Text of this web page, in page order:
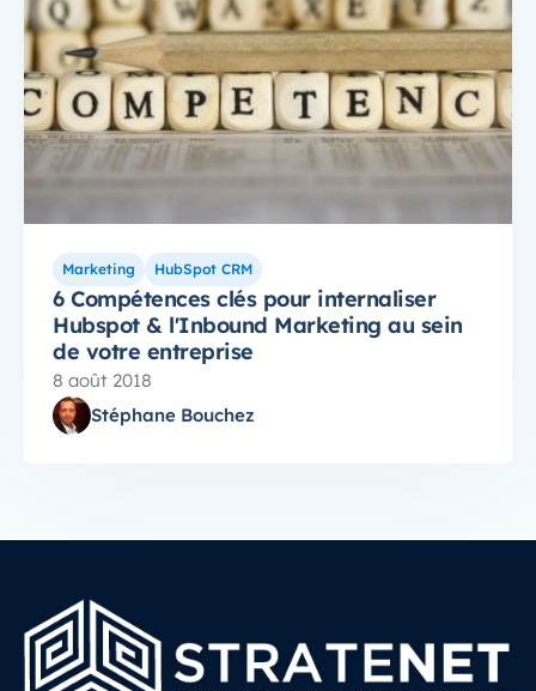
Marketing HubSpot CRM
6 Compétences clés pour internaliser
Hubspot & l'Inbound Marketing au sein
de votre entreprise
8 août 2018
Stéphane Bouchez